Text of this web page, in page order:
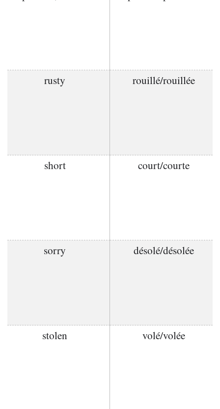
rusty rouillé/rouillée
short court/courte
sorry désolé/désolée
stolen volé/volée